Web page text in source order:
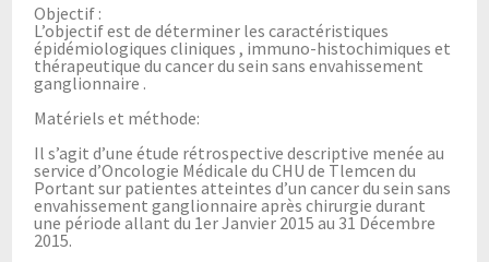
Objectif :
L’objectif est de déterminer les caractéristiques
épidémiologiques cliniques , immuno-histochimiques et
thérapeutique du cancer du sein sans envahissement
ganglionnaire .
Matériels et méthode:
Il s’agit d’une étude rétrospective descriptive menée au
service d’Oncologie Médicale du CHU de Tlemcen du
Portant sur patientes atteintes d’un cancer du sein sans
envahissement ganglionnaire après chirurgie durant
une période allant du 1er Janvier 2015 au 31 Décembre
2015.